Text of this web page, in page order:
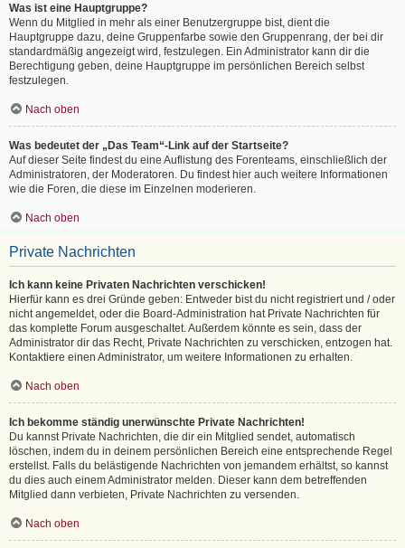
Was ist eine Hauptgruppe?
Wenn du Mitglied in mehr als einer Benutzergruppe bist, dient die
Hauptgruppe dazu, deine Gruppenfarbe sowie den Gruppenrang, der bei dir
standardmäßig angezeigt wird, festzulegen. Ein Administrator kann dir die
Berechtigung geben, deine Hauptgruppe im persönlichen Bereich selbst
festzulegen.
Nach oben
Was bedeutet der „Das Team“-Link auf der Startseite?
Auf dieser Seite findest du eine Auflistung des Forenteams, einschließlich der
Administratoren, der Moderatoren. Du findest hier auch weitere Informationen
wie die Foren, die diese im Einzelnen moderieren.
Nach oben
Private Nachrichten
Ich kann keine Privaten Nachrichten verschicken!
Hierfür kann es drei Gründe geben: Entweder bist du nicht registriert und / oder
nicht angemeldet, oder die Board-Administration hat Private Nachrichten für
das komplette Forum ausgeschaltet. Außerdem könnte es sein, dass der
Administrator dir das Recht, Private Nachrichten zu verschicken, entzogen hat.
Kontaktiere einen Administrator, um weitere Informationen zu erhalten.
Nach oben
Ich bekomme ständig unerwünschte Private Nachrichten!
Du kannst Private Nachrichten, die dir ein Mitglied sendet, automatisch
löschen, indem du in deinem persönlichen Bereich eine entsprechende Regel
erstellst. Falls du belästigende Nachrichten von jemandem erhältst, so kannst
du dies auch einem Administrator melden. Dieser kann dem betreffenden
Mitglied dann verbieten, Private Nachrichten zu versenden.
Nach oben